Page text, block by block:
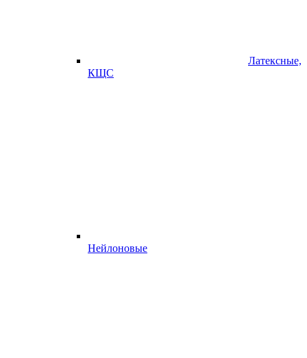
Латексные,
КЩС
Нейлоновые